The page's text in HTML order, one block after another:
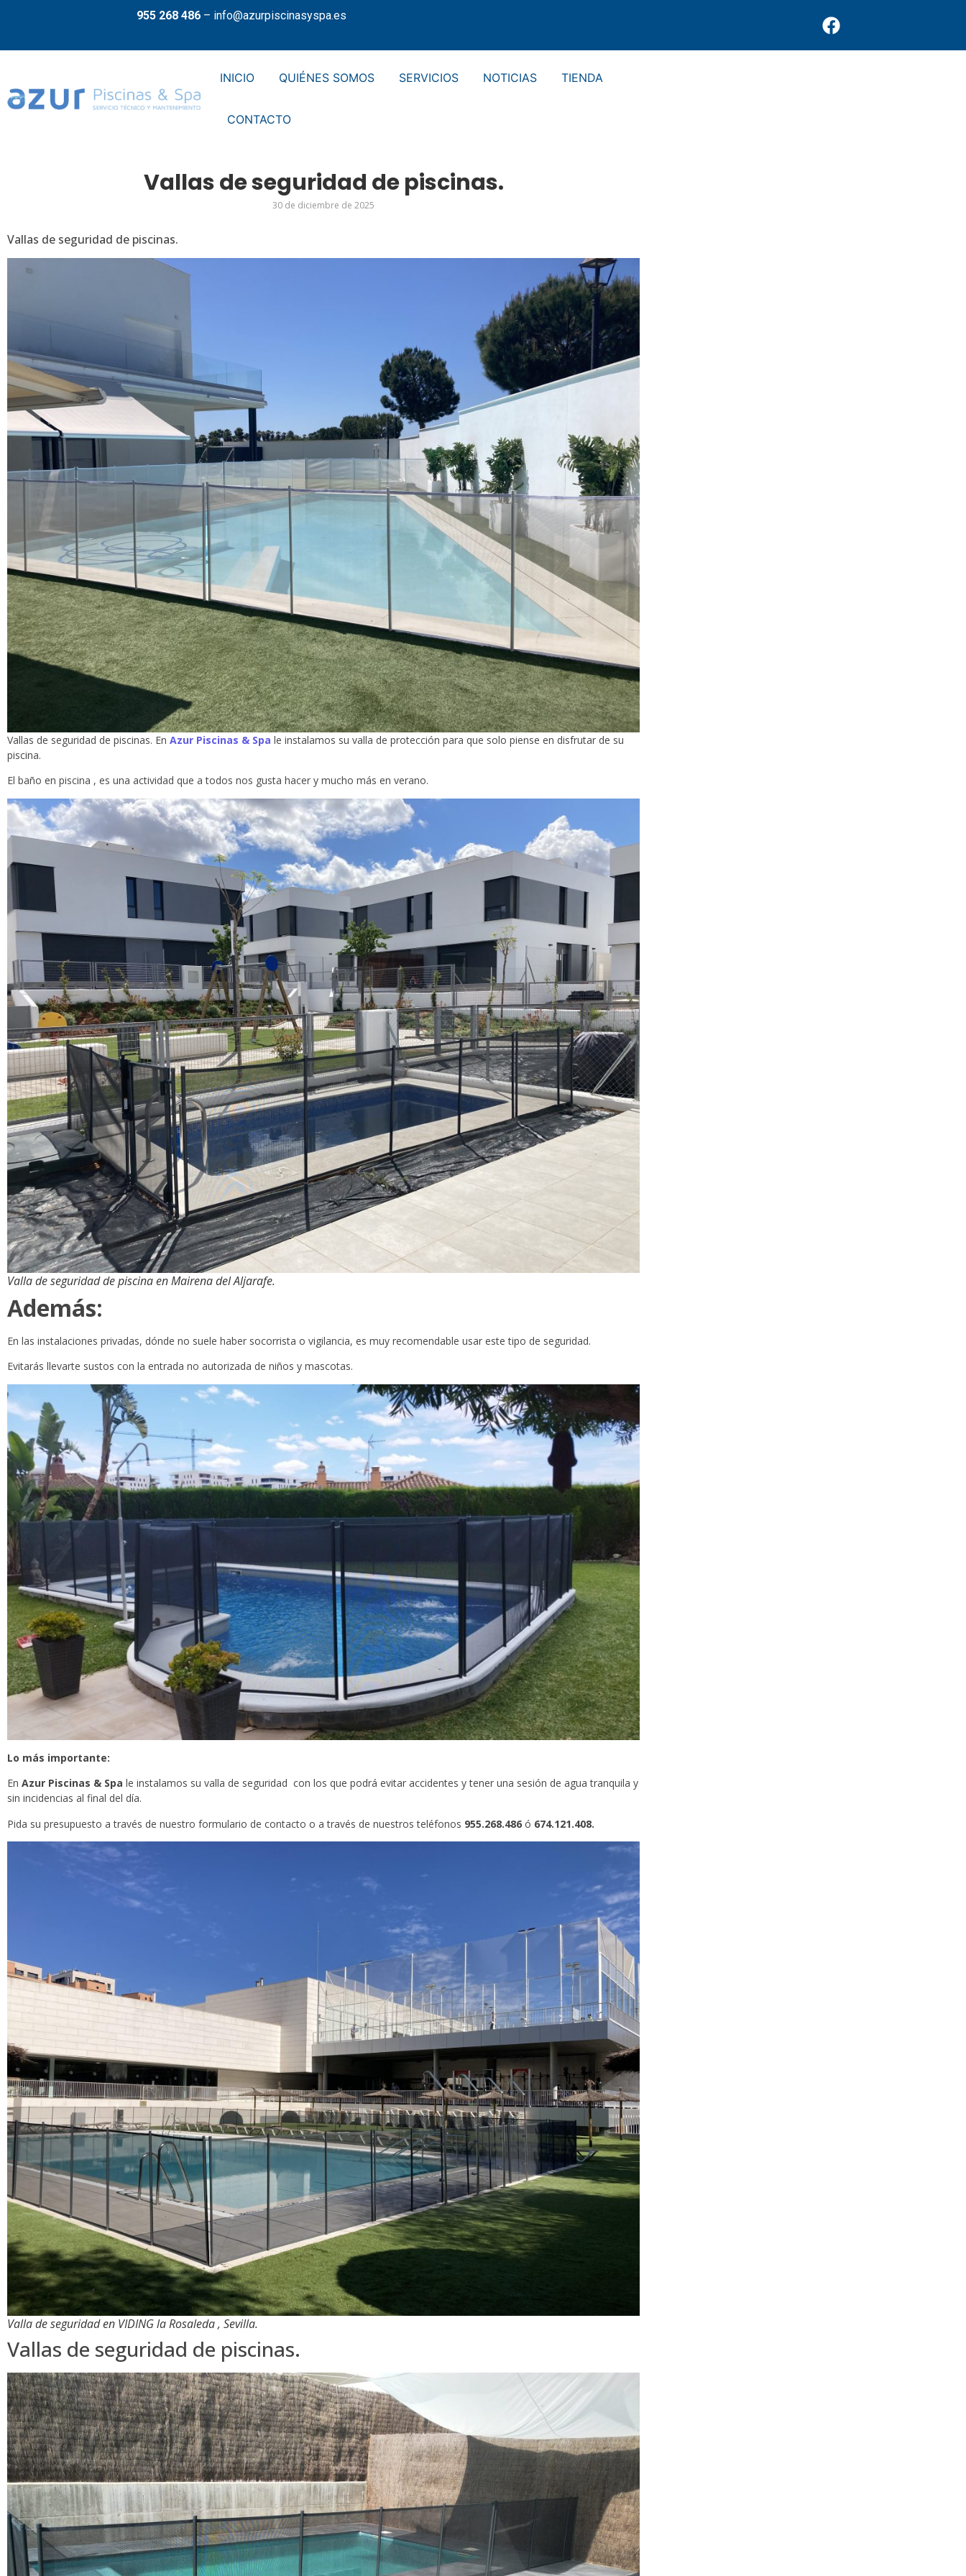
955 268 486 – info@azurpiscinasyspa.es
INICIO QUIÉNES SOMOS SERVICIOS NOTICIAS TIENDA
CONTACTO
Vallas de seguridad de piscinas.
30 de diciembre de 2025
Vallas de seguridad de piscinas.
Vallas de seguridad de piscinas. En Azur Piscinas & Spa le instalamos su valla de protección para que solo piense en disfrutar de su
piscina.
El baño en piscina , es una actividad que a todos nos gusta hacer y mucho más en verano.
Valla de seguridad de piscina en Mairena del Aljarafe.
Además:
En las instalaciones privadas, dónde no suele haber socorrista o vigilancia, es muy recomendable usar este tipo de seguridad.
Evitarás llevarte sustos con la entrada no autorizada de niños y mascotas.
Lo más importante:
En Azur Piscinas & Spa le instalamos su valla de seguridad con los que podrá evitar accidentes y tener una sesión de agua tranquila y
sin incidencias al final del día.
Pida su presupuesto a través de nuestro formulario de contacto o a través de nuestros teléfonos 955.268.486 ó 674.121.408.
Valla de seguridad en VIDING la Rosaleda , Sevilla.
Vallas de seguridad de piscinas.